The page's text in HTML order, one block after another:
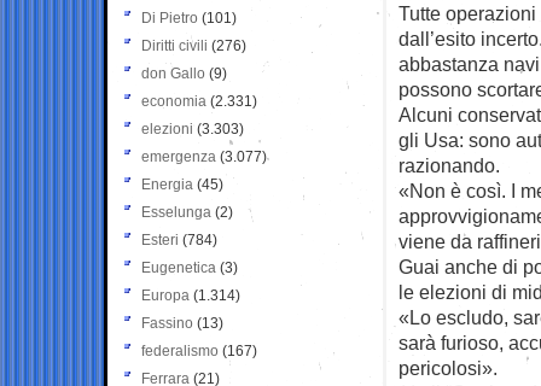
Tutte
dall’esito
abbastanza
possono
Alcuni
gli Usa: sono
razionando.
«Non è così. I
viene da
Guai anche di
le elezioni di
«Lo escludo,
sarà furioso,
pericolosi».
Di Pietro (101)
Diritti civili (276)
don Gallo (9)
economia (2.331)
elezioni (3.303)
emergenza (3.077)
Energia (45)
Esselunga (2)
Esteri (784)
Eugenetica (3)
Europa (1.314)
Fassino (13)
federalismo (167)
Ferrara (21)